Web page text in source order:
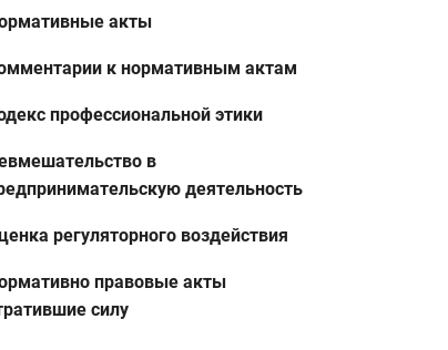
акты
к нормативным актам
профессиональной этики
в
деятельность
регуляторного воздействия
правовые акты
силу